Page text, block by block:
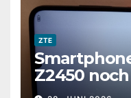
ZTE
Z2450